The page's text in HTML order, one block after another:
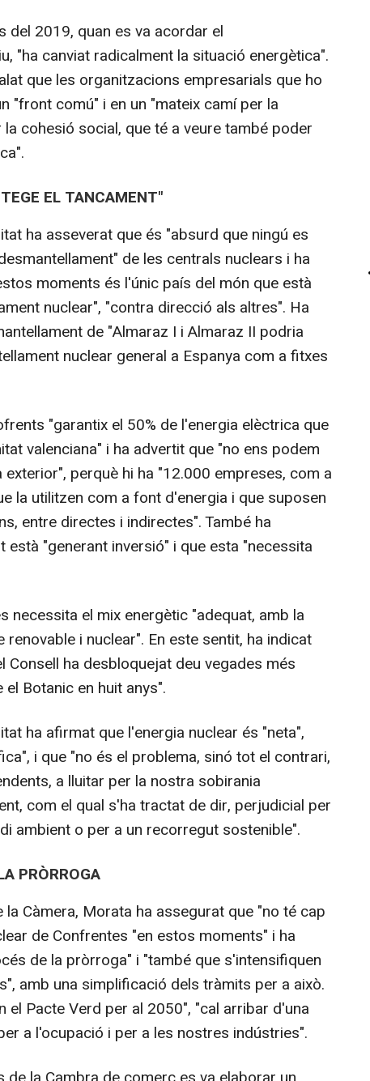
del 2019, quan es va acordar el
"ha canviat radicalment la situació energètica".
que les organitzacions empresarials que ho
"front comú" i en un "mateix camí per la
cohesió social, que té a veure també poder
EL TANCAMENT"
ha asseverat que és "absurd que ningú es
de les centrals nuclears i ha
moments és l'únic país del món que està
nuclear", "contra direcció als altres". Ha
de "Almaraz I i Almaraz II podria
nuclear general a Espanya com a fitxes
"garantix el 50% de l'energia elèctrica que
valenciana" i ha advertit que "no ens podem
perquè hi ha "12.000 empreses, com a
la utilitzen com a font d'energia i que suposen
entre directes i indirectes". També ha
està "generant inversió" i que esta "necessita
necessita el mix energètic "adequat, amb la
i nuclear". En este sentit, ha indicat
Consell ha desbloquejat deu vegades més
Botanic en huit anys".
ha afirmat que l'energia nuclear és "neta",
i que "no és el problema, sinó tot el contrari,
a lluitar per la nostra sobirania
com el qual s'ha tractat de dir, perjudicial per
ambient o per a un recorregut sostenible".
PRÒRROGA
Càmera, Morata ha assegurat que "no té cap
de Confrentes "en estos moments" i ha
de la pròrroga" i "també que s'intensifiquen
amb una simplificació dels tràmits per a això.
el Pacte Verd per al 2050", "cal arribar d'una
a l'ocupació i per a les nostres indústries".